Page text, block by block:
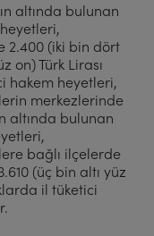
altında bulunan
2.400 (iki bin dört
on) Türk Lirası
hakem heyetleri,
merkezlerinde
altında bulunan
bağlı ilçelerde
(üç bin altı yüz
il tüketici